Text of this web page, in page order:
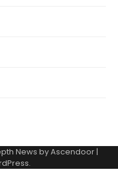
News byAscendoor|
.